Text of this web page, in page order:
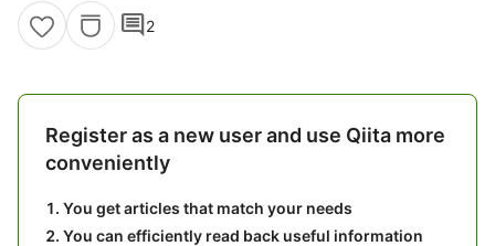
comment2
Register as a new user and use Qiita more
conveniently
You get articles that match your needs
You can efficiently read back useful information